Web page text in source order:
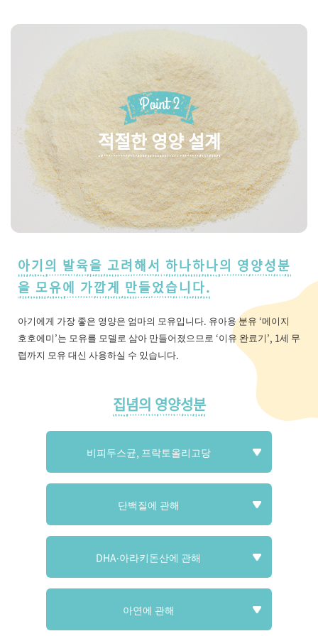
적절한 영양 설계
아기의 발육을 고려해서 하나하나의 영양성분
을 모유에 가깝게 만들었습니다.
아기에게 가장 좋은 영양은 엄마의 모유입니다. 유아용 분유 ‘메이지
호호에미’는 모유를 모델로 삼아 만들어졌으므로 ‘이유 완료기’, 1세 무
렵까지 모유 대신 사용하실 수 있습니다.
집념의 영양성분
비피두스균, 프락토올리고당
단백질에 관해
DHA‧아라키돈산에 관해
아연에 관해